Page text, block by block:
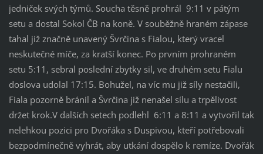
jedniček svých týmů. Soucha těsně prohrál 9:11 v pátým
setu a dostal Sokol ČB na koně. V souběžně hraném zápase
tahal již značně unavený Švrčina s Fialou, který vracel
neskutečné míče, za kratší konec. Po prvním prohraném
setu 5:11, sebral poslední zbytky sil, ve druhém setu Fialu
doslova udolal 17:15. Bohužel, na víc mu již síly nestačili,
Fiala pozorně bránil a Švrčina již nenašel sílu a trpělivost
držet krok.V dalších setech podlehl 6:11 a 8:11 a vytvořil tak
nelehkou pozici pro Dvořáka s Duspivou, kteří potřebovali
bezpodmínečně vyhrát, aby utkání dospělo k remíze. Dvořák